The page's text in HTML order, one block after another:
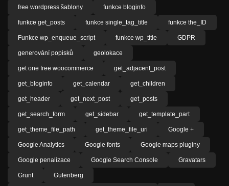
free wordpress šablony funkce bloginfo
funkce get_posts funkce single_tag_title funkce the_ID
Funkce wp_enqueue_script funkce wp_title GDPR
generování popisků geolokace
get one free woocommerce get_adjacent_post
get_bloginfo get_calendar get_children
get_header get_next_post get_posts
get_search_form get_sidebar get_template_part
get_theme_file_path get_theme_file_uri Google +
Google Analytics Google fonts Google maps pluginy
Google penalizace Google Search Console Gravatars
Grunt Gutenberg